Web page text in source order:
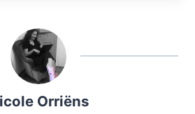
Orriëns